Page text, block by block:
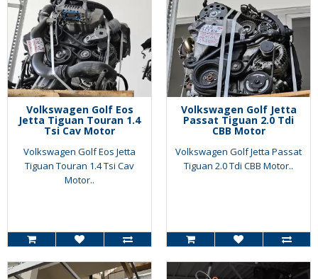
Volkswagen Golf Eos
Jetta Tiguan Touran 1.4
Tsi Cav Motor
Volkswagen Golf Eos Jetta
Tiguan Touran 1.4 Tsi Cav
Motor..
Volkswagen Golf Jetta
Passat Tiguan 2.0 Tdi
CBB Motor
Volkswagen Golf Jetta Passat
Tiguan 2.0 Tdi CBB Motor..